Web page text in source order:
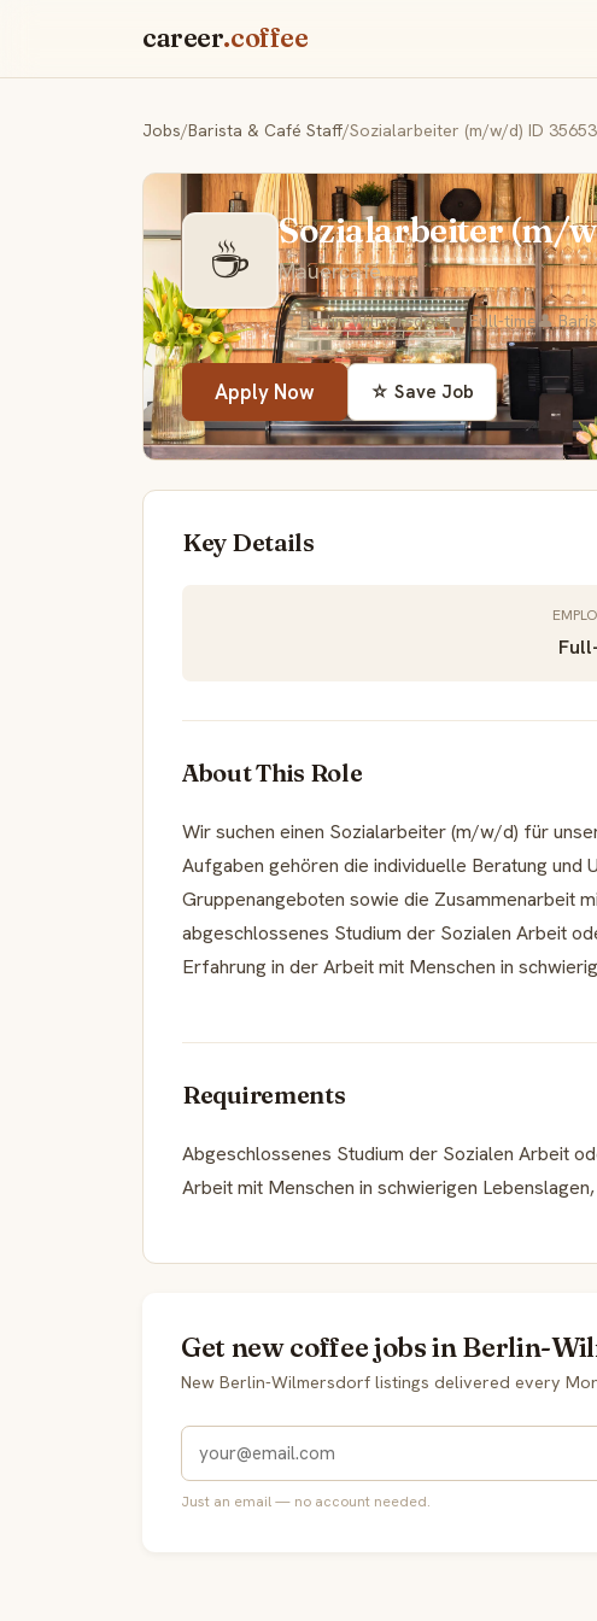
career.coffee
Jobs/Barista & Café Staff/Sozialarbeiter (m/w/d) ID 35653
☕ Sozialarbeiter (m/
Mauercafé
📍 Berlin-Wilmersdorf💼 Full-time👤
Apply Now ☆ Save Job
Key Details
About This Role
Wir suchen einen Sozialarbeiter (m/w/d) für
Aufgaben gehören die individuelle Beratung und
Gruppenangeboten sowie die Zusammenarbeit
abgeschlossenes Studium der Sozialen Arbeit
Erfahrung in der Arbeit mit Menschen in
Requirements
Abgeschlossenes Studium der Sozialen Arbeit
Arbeit mit Menschen in schwierigen
Get new coffee jobs in Berlin-
New Berlin-Wilmersdorf listings delivered every
Just an email — no account needed.